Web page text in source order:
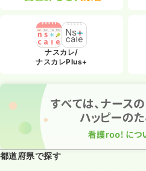
ナスカレ/
ナスカレPlus+
都道府県で探す